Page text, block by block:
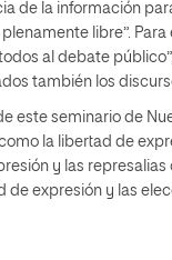
de la información
libre”. Para
al debate
también los
este seminario de
la libertad de
y las represalias
de expresión y las